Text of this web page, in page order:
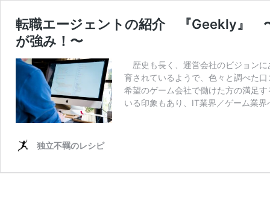
転職エージェントの紹介 『Geekly』
が強み！〜
歴史も長く、運営会社のビジョン
育されているようで、色々と調べた
希望のゲーム会社で働けた方の満足
いる印象もあり、IT業界／ゲーム業
独立不羈のレシピ